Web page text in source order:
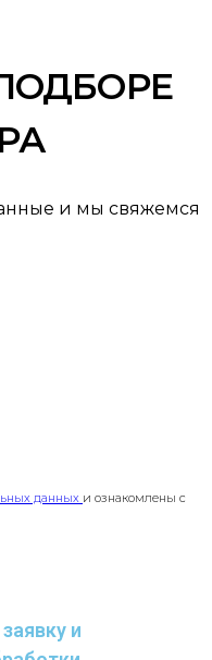
и мы свяжемся
данных и ознакомлены с
и